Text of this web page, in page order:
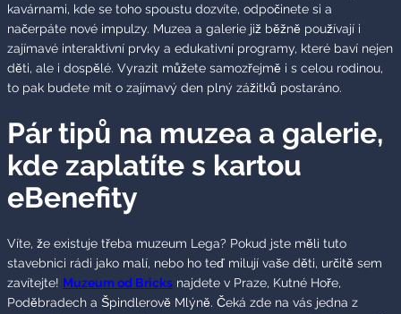
kavárnami, kde se toho spoustu dozvíte, odpočinete si a
načerpáte nové impulzy. Muzea a galerie již běžně používají i
zajímavé interaktivní prvky a edukativní programy, které baví nejen
děti, ale i dospělé. Vyrazit můžete samozřejmě i s celou rodinou,
to pak budete mít o zajímavý den plný zážitků postaráno.
Pár tipů na muzea a galerie,
kde zaplatíte s kartou
eBenefity
Víte, že existuje třeba muzeum Lega? Pokud jste měli tuto
stavebnici rádi jako malí, nebo ho teď milují vaše děti, určitě sem
zavítejte! Muzeum od Bricks najdete v Praze, Kutné Hoře,
Poděbradech a Špindlerově Mlýně. Čeká zde na vás jedna z